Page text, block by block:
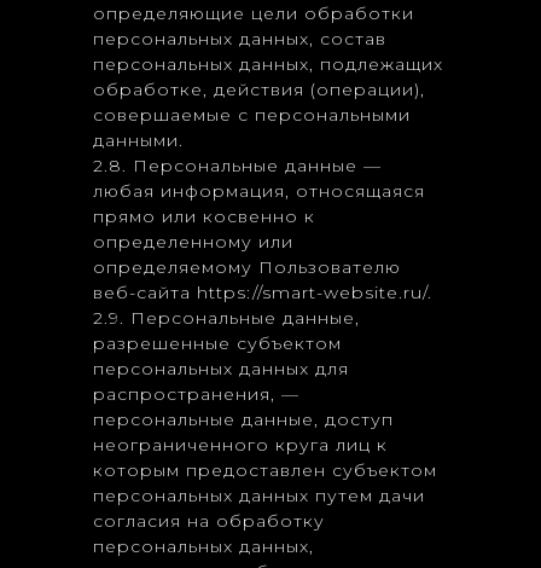
определяющие цели обработки
персональных данных, состав
персональных данных, подлежащих
обработке, действия (операции),
совершаемые с персональными
данными.
2.8. Персональные данные —
любая информация, относящаяся
прямо или косвенно к
определенному или
определяемому Пользователю
веб-сайта https://smart-website.ru/.
2.9. Персональные данные,
разрешенные субъектом
персональных данных для
распространения, —
персональные данные, доступ
неограниченного круга лиц к
которым предоставлен субъектом
персональных данных путем дачи
согласия на обработку
персональных данных,